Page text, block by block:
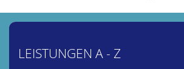
LEISTUNGEN A - Z